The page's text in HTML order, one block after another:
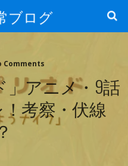
ブログ
Comments
」アニメ・9話
考察・伏線